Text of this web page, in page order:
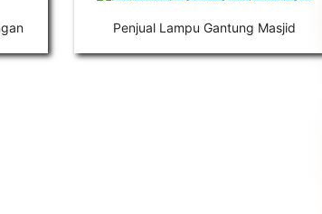
Penjual Lampu Gantung Masjid